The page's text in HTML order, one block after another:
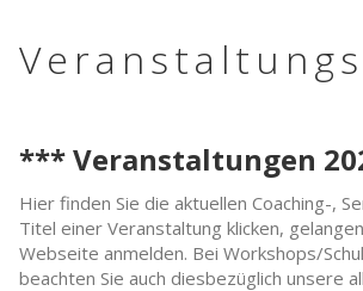
*** Veranstaltungen
Hier finden Sie die aktuellen Coaching-,
Titel einer Veranstaltung klicken,
Webseite anmelden. Bei Workshops/
beachten Sie auch diesbezüglich unsere